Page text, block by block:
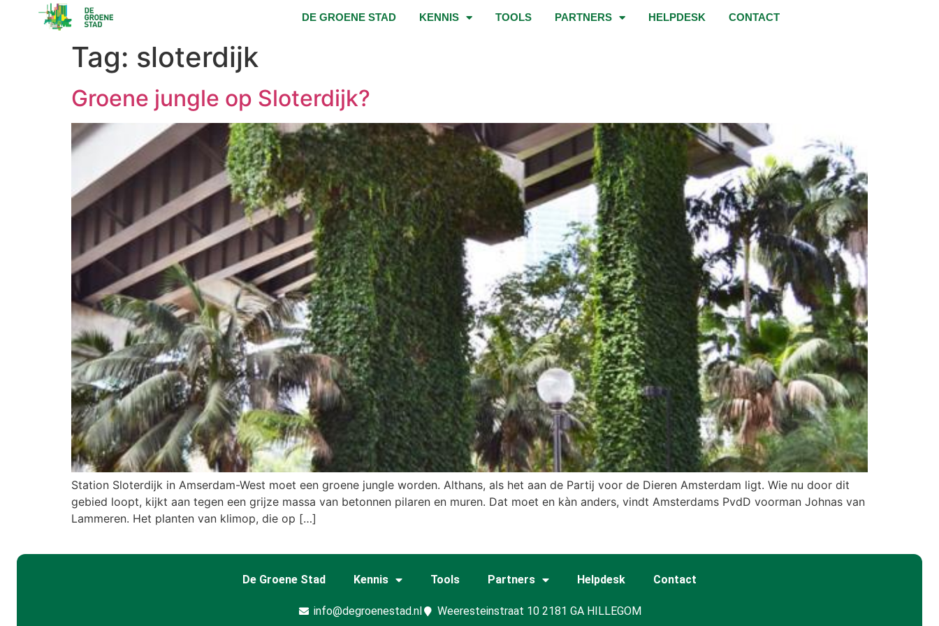
DE GROENE STAD KENNIS TOOLS PARTNERS HELPDESK CONTACT
Tag: sloterdijk
Groene jungle op Sloterdijk?
Station Sloterdijk in Amserdam-West moet een groene jungle worden. Althans, als het aan de Partij voor de Dieren Amsterdam ligt. Wie nu door dit
gebied loopt, kijkt aan tegen een grijze massa van betonnen pilaren en muren. Dat moet en kàn anders, vindt Amsterdams PvdD voorman Johnas van
Lammeren. Het planten van klimop, die op […]
De Groene Stad Kennis Tools Partners Helpdesk Contact
info@degroenestad.nl Weeresteinstraat 10 2181 GA HILLEGOM